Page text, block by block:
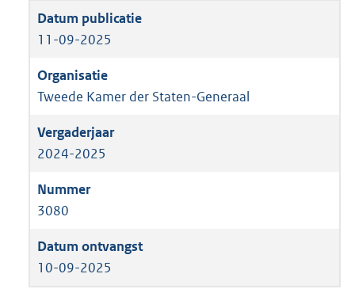
11-09-2025
Tweede Kamer der Staten-Generaal
2024-2025
3080
10-09-2025